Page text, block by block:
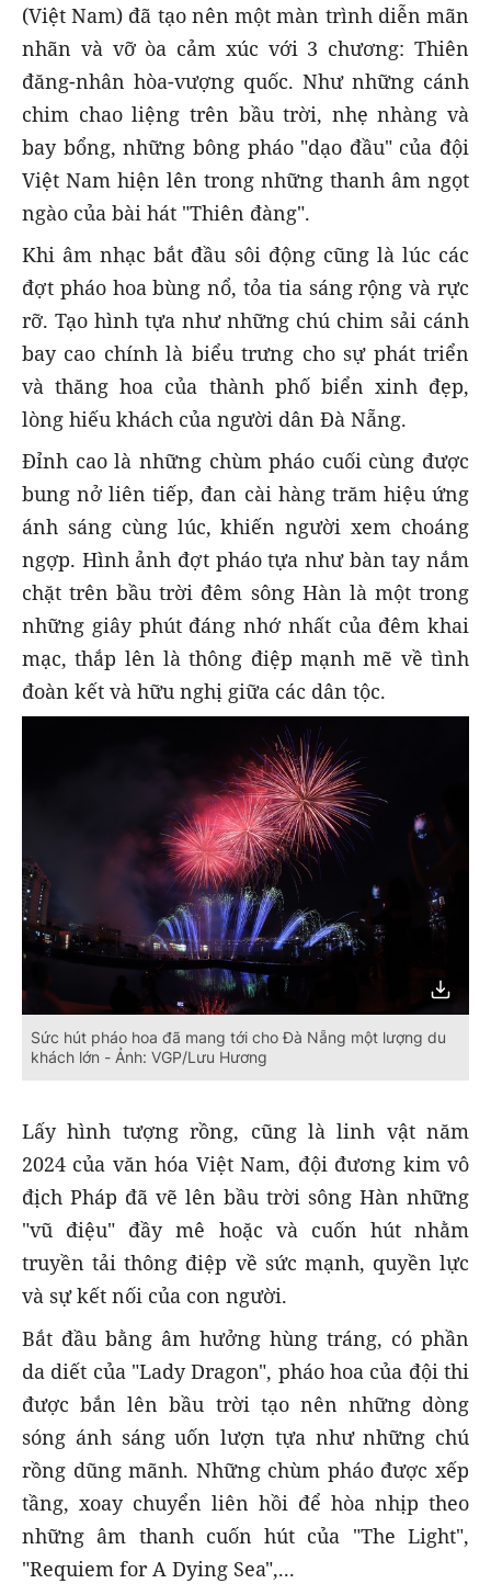
(Việt Nam) đã tạo nên một màn trình diễn mãn
nhãn và vỡ òa cảm xúc với 3 chương: Thiên
đăng-nhân hòa-vượng quốc. Như những cánh
chim chao liệng trên bầu trời, nhẹ nhàng và
bay bổng, những bông pháo "dạo đầu" của đội
Việt Nam hiện lên trong những thanh âm ngọt
ngào của bài hát "Thiên đàng".
Khi âm nhạc bắt đầu sôi động cũng là lúc các
đợt pháo hoa bùng nổ, tỏa tia sáng rộng và rực
rỡ. Tạo hình tựa như những chú chim sải cánh
bay cao chính là biểu trưng cho sự phát triển
và thăng hoa của thành phố biển xinh đẹp,
lòng hiếu khách của người dân Đà Nẵng.
Đỉnh cao là những chùm pháo cuối cùng được
bung nở liên tiếp, đan cài hàng trăm hiệu ứng
ánh sáng cùng lúc, khiến người xem choáng
ngợp. Hình ảnh đợt pháo tựa như bàn tay nắm
chặt trên bầu trời đêm sông Hàn là một trong
những giây phút đáng nhớ nhất của đêm khai
mạc, thắp lên là thông điệp mạnh mẽ về tình
đoàn kết và hữu nghị giữa các dân tộc.
Sức hút pháo hoa đã mang tới cho Đà Nẵng một lượng du
khách lớn - Ảnh: VGP/Lưu Hương
Lấy hình tượng rồng, cũng là linh vật năm
2024 của văn hóa Việt Nam, đội đương kim vô
địch Pháp đã vẽ lên bầu trời sông Hàn những
"vũ điệu" đầy mê hoặc và cuốn hút nhằm
truyền tải thông điệp về sức mạnh, quyền lực
và sự kết nối của con người.
Bắt đầu bằng âm hưởng hùng tráng, có phần
da diết của "Lady Dragon", pháo hoa của đội thi
được bắn lên bầu trời tạo nên những dòng
sóng ánh sáng uốn lượn tựa như những chú
rồng dũng mãnh. Những chùm pháo được xếp
tầng, xoay chuyển liên hồi để hòa nhịp theo
những âm thanh cuốn hút của "The Light",
"Requiem for A Dying Sea",...